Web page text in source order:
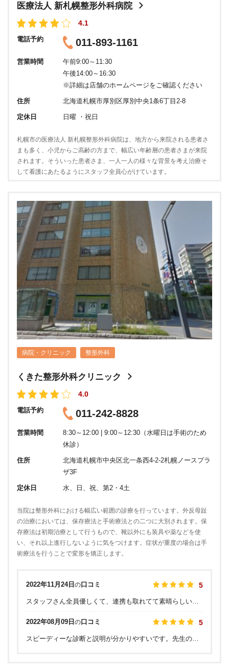
医療法人 新札幌整形外科病院
4.1
電話予約 011-893-1161
営業時間
午前9:00～11:30
午後14:00～16:30
※詳細は店舗のホームページをご確認ください
住所 北海道札幌市厚別区厚別中央1条6丁目2-8
定休日 日曜 ・祝日
札幌市の医療法人 新札幌整形外科病院は、地方から来院される患者さ
まも多く、小児からご高齢の方まで、幅広い年齢層の患者さまが来院
されます。そういった患者さま、一人一人の様々な背景を考え治療そ
して看護にあたるようにスタッフ全員心がけています。
病院・クリニック 整形外科
くきた整形外科クリニック
4.0
電話予約 011-242-8828
営業時間
8:30～12:00 | 9:00～12:30（水曜日は手術のため
休診）
住所
北海道札幌市中央区北一条西4-2-2札幌ノースプラ
ザ3F
定休日 水、日、祝、第2・4土
当院は整形外科における幅広い範囲の診療を行っています。外反母趾
の治療においては、保存療法と手術療法との二つに大別されます。保
存療法は初期治療として行うもので、靴以外にも装具や薬などを使
い、それ以上進行しないように気をつけます。症状が重度の場合は手
術療法を行うことで変形を矯正します。
2022年11月24日 の口コミ 5
2022年08月09日 の口コミ 5